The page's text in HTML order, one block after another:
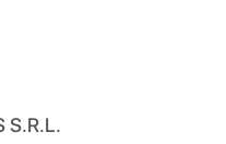
S.R.L.